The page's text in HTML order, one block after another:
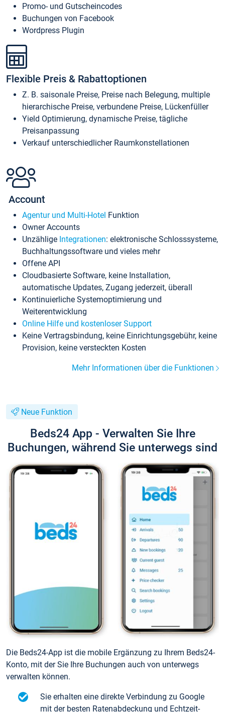
Promo- und Gutscheincodes
Buchungen von Facebook
Wordpress Plugin
Flexible Preis & Rabattoptionen
Z. B. saisonale Preise, Preise nach Belegung, multiple
hierarchische Preise, verbundene Preise, Lückenfüller
Yield Optimierung, dynamische Preise, tägliche
Preisanpassung
Verkauf unterschiedlicher Raumkonstellationen
Account
Agentur und Multi-Hotel Funktion
Owner Accounts
Unzählige Integrationen: elektronische Schlosssysteme,
Buchhaltungssoftware und vieles mehr
Offene API
Cloudbasierte Software, keine Installation,
automatische Updates, Zugang jederzeit, überall
Kontinuierliche Systemoptimierung und
Weiterentwicklung
Online Hilfe und kostenloser Support
Keine Vertragsbindung, keine Einrichtungsgebühr, keine
Provision, keine versteckten Kosten
Mehr Informationen über die Funktionen
Neue Funktion
Beds24 App - Verwalten Sie Ihre
Buchungen, während Sie unterwegs sind
Die Beds24-App ist die mobile Ergänzung zu Ihrem Beds24-
Konto, mit der Sie Ihre Buchungen auch von unterwegs
verwalten können.
Sie erhalten eine direkte Verbindung zu Google
mit der besten Ratenabdeckung und Echtzeit-